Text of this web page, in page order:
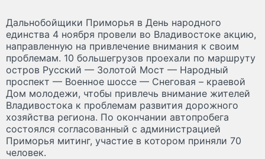
Дальнобойщики Приморья в День народного
единства 4 ноября провели во Владивостоке акцию,
направленную на привлечение внимания к своим
проблемам. 10 большегрузов проехали по маршруту
остров Русский — Золотой Мост — Народный
проспект — Военное шоссе — Снеговая – краевой
Дом молодежи, чтобы привлечь внимание жителей
Владивостока к проблемам развития дорожного
хозяйства региона. По окончании автопробега
состоялся согласованный с администрацией
Приморья митинг, участие в котором приняли 70
человек.